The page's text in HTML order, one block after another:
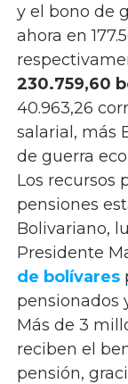
y el bono de
ahora en
230.759,60
40.963,26
salarial, más
de guerra
Los recursos
pensiones
Bolivariano,
Presidente
de bolívares
pensionados
Más de 3
reciben el
pensión,